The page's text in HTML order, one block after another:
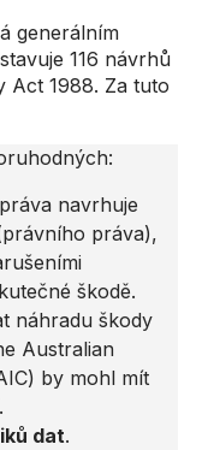
generálním
116 návrhů
Act 1988. Za tuto
navrhuje
práva),
škodě.
náhradu škody
Australian
by mohl mít
dat.